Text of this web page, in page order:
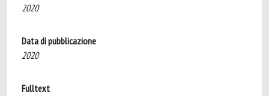
2020
Data di pubblicazione
2020
Fulltext